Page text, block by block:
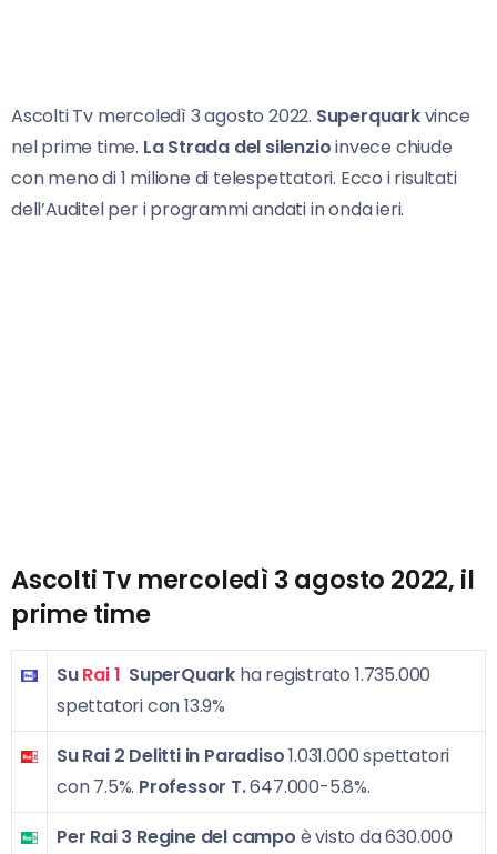
Ascolti Tv mercoledì 3 agosto 2022. Superquarkvince
nel prime time. La Strada del silenzioinvece chiude
con meno di 1 milione di telespettatori. Ecco i risultati
dell’Auditel per i programmi andati in onda ieri.
Ascolti Tv mercoledì 3 agosto 2022, il
prime time
SuRai 1 SuperQuark ha registrato 1.735.000
spettatori con 13.9%
Su Rai 2 Delitti in Paradiso1.031.000 spettatori
con 7.5%. Professor T.647.000-5.8%.
Per Rai 3 Regine del campo è visto da 630.000